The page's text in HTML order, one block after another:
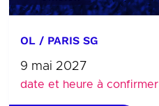
OL / PARIS SG
9 mai 2027
date et heure à confirmer